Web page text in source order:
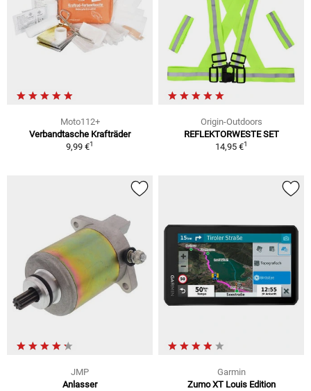
Moto112+
Verbandtasche Krafträder
9,99 €1
Origin-Outdoors
REFLEKTORWESTE SET
14,95 €1
JMP
Anlasser
Garmin
Zumo XT Louis Edition